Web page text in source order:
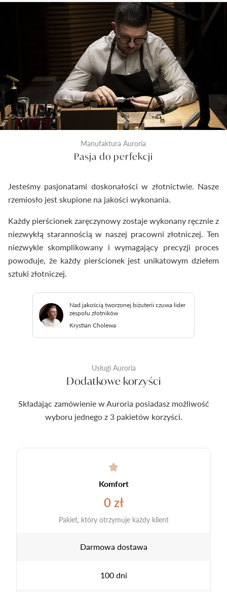
kontrola odlewu i diamentu przed rozpoczęciem
prac złotniczych. Drugi wykonywany jest na etapie
produkcji po wykonaniu biżuterii. Ostateczna
kontrola następuje tuż przed zamknięciem
pierścionka do pudełeczka. Dzięki temu
dostarczymy Ci wyroby jubilerskie najwyższej klasy.
Manufaktura Auroria
Pasja do perfekcji
Jesteśmy pasjonatami doskonałości w złotnictwie. Nasze
rzemiosło jest skupione na jakości wykonania.
Każdy pierścionek zaręczynowy zostaje wykonany ręcznie z
niezwykłą starannością w naszej pracowni złotniczej. Ten
niezwykle skomplikowany i wymagający precyzji proces
powoduje, że każdy pierścionek jest unikatowym dziełem
sztuki złotniczej.
Nad jakością tworzonej biżuterii czuwa lider
zespołu złotników
Krystian Cholewa
Usługi Auroria
Dodatkowe korzyści
Składając zamówienie w Auroria posiadasz możliwość
wyboru jednego z 3 pakietów korzyści.
Komfort
0 zł
Pakiet, który otrzymuje każdy klient
Darmowa dostawa
100 dni